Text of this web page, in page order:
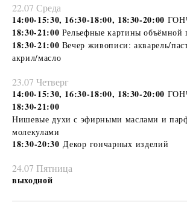
22.07 Среда
14:00-15:30, 16:30-18:00, 18:30-20:00
18:30-21:00 Рельефные картины объёмной
18:30-21:00 Вечер живописи: акварель/
акрил/масло
23.07 Четверг
14:00-15:30, 16:30-18:00, 18:30-20:00
18:30-21:00
Нишевые духи с эфирными маслами и
молекулами
18:30-20:30Декор гончарных изделий
24.07 Пятница
выходной